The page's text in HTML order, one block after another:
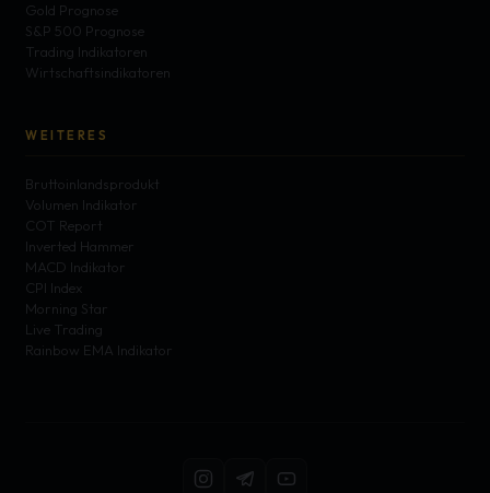
Gold Prognose
S&P 500 Prognose
Trading Indikatoren
Wirtschaftsindikatoren
WEITERES
Bruttoinlandsprodukt
Volumen Indikator
COT Report
Inverted Hammer
MACD Indikator
CPI Index
Morning Star
Live Trading
Rainbow EMA Indikator